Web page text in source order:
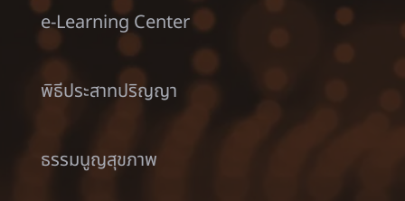
e-Learning Center
พิธีประสาทปริญญา
ธรรมนูญสุขภาพ